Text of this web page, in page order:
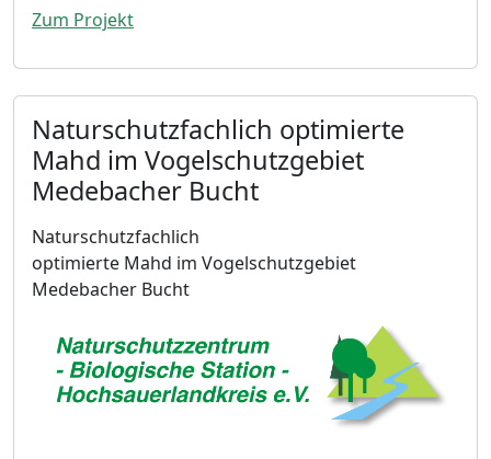
Zum Projekt
Naturschutzfachlich optimierte
Mahd im Vogelschutzgebiet
Medebacher Bucht
Naturschutzfachlich
optimierte Mahd im Vogelschutzgebiet
Medebacher Bucht